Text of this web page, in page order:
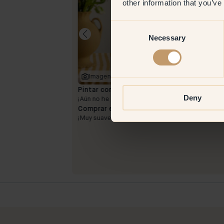
other information that
Necessary
Deny
Imagen del producto
Pintar con:
¡Aún no he pintado!
Comprar en Klint:
¡Muy suave!